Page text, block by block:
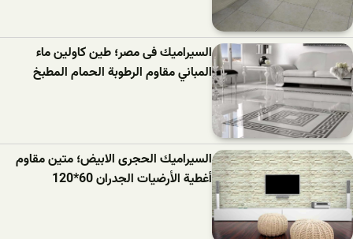
السيراميك فى مصر؛ طين كاولين ماء
المباني مقاوم الرطوبة الحمام المطبخ
السيراميك الحجرى الابيض؛ متين مقاوم
أغطية الأرضيات الجدران 60*120